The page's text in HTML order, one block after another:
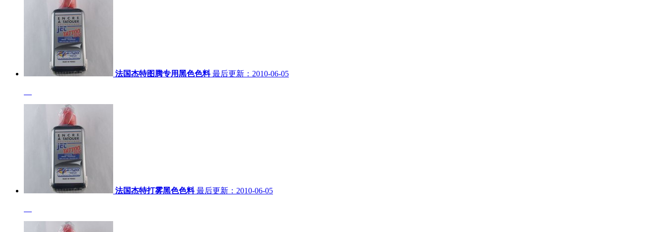
法国杰特图腾专用黑色色料 最后更新：2010-06-05
法国杰特打雾黑色色料 最后更新：2010-06-05